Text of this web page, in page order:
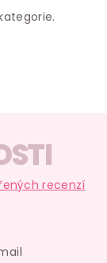
recenzí